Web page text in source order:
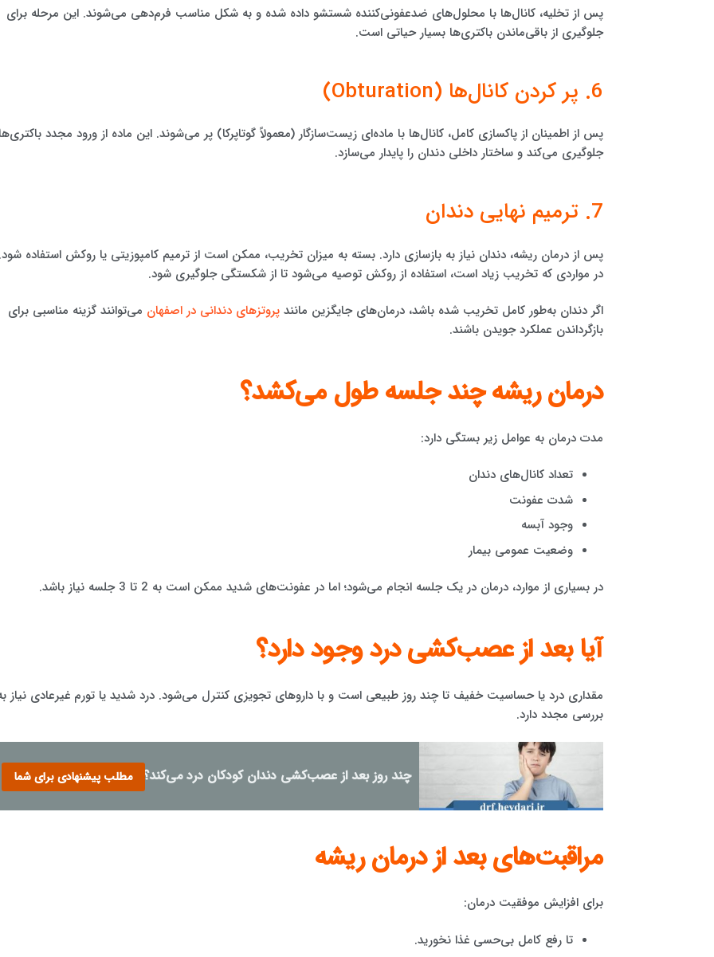
پس از تخلیه، کانال‌ها با محلول‌های ضدعفونی‌کننده شستشو داده شده و به شکل مناسب فرم‌دهی می‌شوند. این مرحله برای
جلوگیری از باقی‌ماندن باکتری‌ها بسیار حیاتی است.
6. پر کردن کانال‌ها (Obturation)
پس از اطمینان از پاکسازی کامل، کانال‌ها با ماده‌ای زیست‌سازگار (معمولاً گوتاپرکا) پر می‌شوند. این ماده از ورود مجدد
جلوگیری می‌کند و ساختار داخلی دندان را پایدار می‌سازد.
7. ترمیم نهایی دندان
پس از درمان ریشه، دندان نیاز به بازسازی دارد. بسته به میزان تخریب، ممکن است از ترمیم کامپوزیتی یا روکش استفاده
در مواردی که تخریب زیاد است، استفاده از روکش توصیه می‌شود تا از شکستگی جلوگیری شود.
اگر دندان به‌طور کامل تخریب شده باشد، درمان‌های جایگزین مانندپروتزهای دندانی در اصفهان می‌توانند گزینه مناسبی برای
بازگرداندن عملکرد جویدن باشند.
درمان ریشه چند جلسه طول می‌کشد؟
مدت درمان به عوامل زیر بستگی دارد:
تعداد کانال‌های دندان
شدت عفونت
وجود آبسه
وضعیت عمومی بیمار
در بسیاری از موارد، درمان در یک جلسه انجام می‌شود؛ اما در عفونت‌های شدید ممکن است به 2 تا 3 جلسه نیاز باشد.
آیا بعد از عصب‌کشی درد وجود دارد؟
مقداری درد یا حساسیت خفیف تا چند روز طبیعی است و با داروهای تجویزی کنترل می‌شود. درد شدید یا تورم غیرعادی نیاز
بررسی مجدد دارد.
چند روز بعد از عصب‌کشی دندان کودکان درد می‌کند؟ مطلب پیشنهادی برای شما
مراقبت‌های بعد از درمان ریشه
برای افزایش موفقیت درمان:
تا رفع کامل بی‌حسی غذا نخورید.